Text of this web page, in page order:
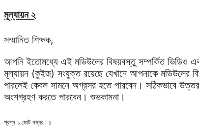
মূল্যায়ন ২
সম্মানিত শিক্ষক,
আপনি ইতোমধ্যে এই মডিউলের বিষয়বস্তু সম্পর্কিত ভিডিও
মূল্যায়ন (কুইজ) সংযুক্ত রয়েছে যেখানে আপনাকে মডিউলের
পারলেই কেবল সামনে অগ্রসর হতে পারবেন। সঠিকভাবে
অংশগ্রহণ করতে পারবেন। শুভকামনা।
প্রশ্ন ১.মোট নম্বর : ১